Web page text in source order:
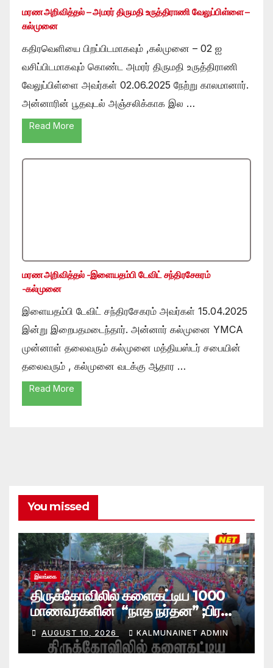
மரண அறிவித்தல் – அமரர் திருமதி உருத்திராணி வேலுப்பிள்ளை –
கல்முனை
கதிரவெளியை பிறப்பிடமாகவும் ,கல்முனை – 02 ஐ
வசிப்பிடமாகவும் கொண்ட அமரர் திருமதி உருத்திராணி
வேலுப்பிள்ளை அவர்கள் 02.06.2025 நேற்று காலமானார்.
அன்னாரின் பூதவுடல் அஞ்சலிக்காக இல …
Read More
மரண அறிவித்தல் -இளையதம்பி டேவிட் சந்திரசேகரம்
-கல்முனை
இளையதம்பி டேவிட் சந்திரசேகரம் அவர்கள் 15.04.2025
இன்று இறைபதமடைந்தார். அன்னார் கல்முனை YMCA
முன்னாள் தலைவரும் கல்முனை மத்தியஸ்டர் சபையின்
தலைவரும் , கல்முனை வடக்கு ஆதார …
Read More
You missed
இலங்கை
திருக்கோவிலில் களைகட்டிய 1000
மாணவர்களின் “நாத நர்தன” ;பிரதி
போலீஸ் மாஅதிபரும் பங்கேற்பு
AUGUST 10, 2026 KALMUNAINET ADMIN